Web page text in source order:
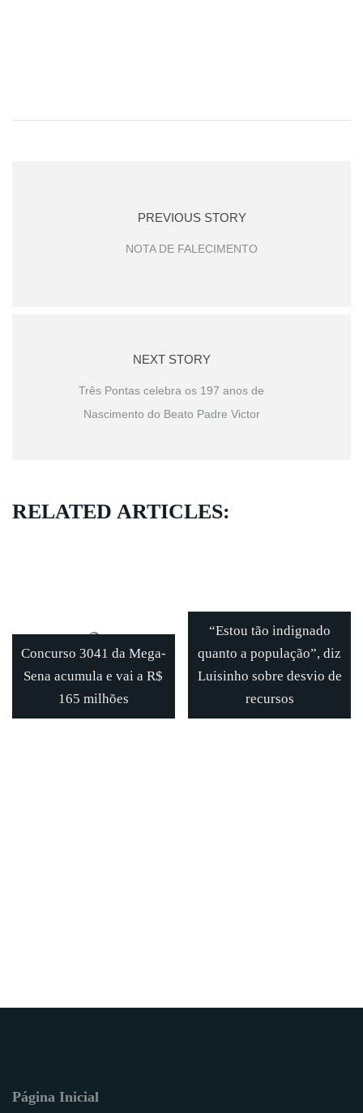
PREVIOUS STORY
NOTA DE FALECIMENTO
NEXT STORY
Três Pontas celebra os 197 anos de
Nascimento do Beato Padre Victor
RELATED ARTICLES:
Concurso 3041 da Mega-
Sena acumula e vai a R$
165 milhões
“Estou tão indignado
quanto a população”, diz
Luisinho sobre desvio de
recursos
Página Inicial